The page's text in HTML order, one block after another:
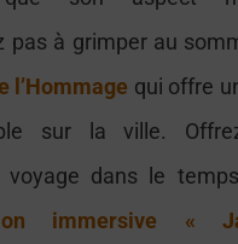
pas à grimper au
l’Hommage qui offre
sur la ville.
voyage dans le
immersive «